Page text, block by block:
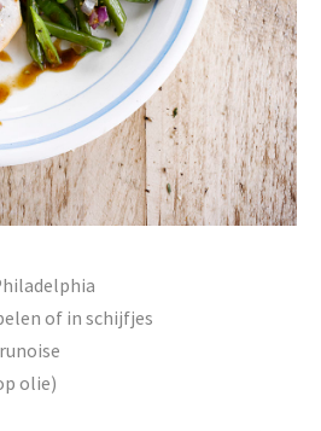
of in schijfjes
olie)